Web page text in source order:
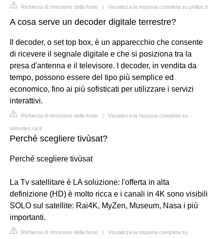
Richiesta di rimozione della fonte | Visualizza la risposta completa su philips.it
A cosa serve un decoder digitale terrestre?
Il decoder, o set top box, è un apparecchio che consente
di ricevere il segnale digitale e che si posiziona tra la
presa d'antenna e il televisore. I decoder, in vendita da
tempo, possono essere del tipo più semplice ed
economico, fino ai più sofisticati per utilizzare i servizi
interattivi.
Richiesta di rimozione della fonte | Visualizza la risposta completa su
televideo.rai.it
Perché scegliere tivùsat?
Perché scegliere tivùsat
La Tv satellitare è LA soluzione: l'offerta in alta
definizione (HD) è molto ricca e i canali in 4K sono visibili
SOLO sul satellite: Rai4K, MyZen, Museum, Nasa i più
importanti.
Richiesta di rimozione della fonte | Visualizza la risposta completa su